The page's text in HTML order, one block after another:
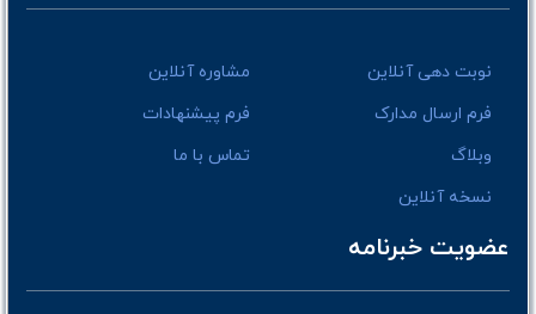
نوبت دهی آنلاین
مشاوره آنلاین
فرم ارسال مدارک
فرم پیشنهادات
وبلاگ
تماس با ما
نسخه آنلاین
عضویت خبرنامه